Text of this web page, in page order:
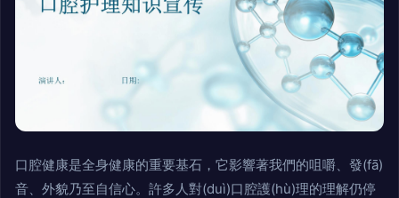
口腔健康是全身健康的重要基石，它影響著我們的咀嚼、發(fā)
音、外貌乃至自信心。許多人對(duì)口腔護(hù)理的理解仍停